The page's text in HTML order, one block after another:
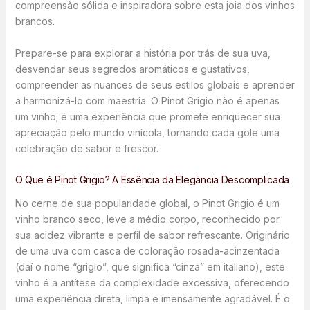
compreensão sólida e inspiradora sobre esta joia dos vinhos
brancos.
Prepare-se para explorar a história por trás de sua uva,
desvendar seus segredos aromáticos e gustativos,
compreender as nuances de seus estilos globais e aprender
a harmonizá-lo com maestria. O Pinot Grigio não é apenas
um vinho; é uma experiência que promete enriquecer sua
apreciação pelo mundo vinícola, tornando cada gole uma
celebração de sabor e frescor.
O Que é Pinot Grigio? A Essência da Elegância Descomplicada
No cerne de sua popularidade global, o Pinot Grigio é um
vinho branco seco, leve a médio corpo, reconhecido por
sua acidez vibrante e perfil de sabor refrescante. Originário
de uma uva com casca de coloração rosada-acinzentada
(daí o nome “grigio”, que significa “cinza” em italiano), este
vinho é a antítese da complexidade excessiva, oferecendo
uma experiência direta, limpa e imensamente agradável. É o